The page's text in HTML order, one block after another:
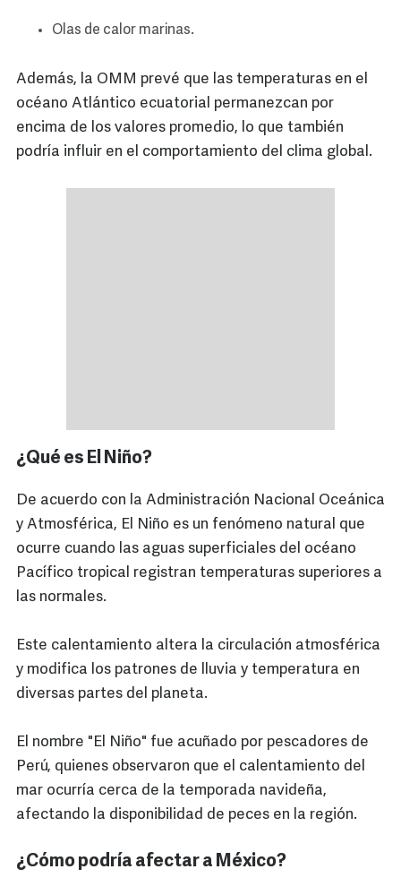
Olas de calor marinas.
Además, la OMM prevé que las temperaturas en el
océano Atlántico ecuatorial permanezcan por
encima de los valores promedio, lo que también
podría influir en el comportamiento del clima global.
¿Qué es El Niño?
De acuerdo con la Administración Nacional Oceánica
y Atmosférica, El Niño es un fenómeno natural que
ocurre cuando las aguas superficiales del océano
Pacífico tropical registran temperaturas superiores a
las normales.
Este calentamiento altera la circulación atmosférica
y modifica los patrones de lluvia y temperatura en
diversas partes del planeta.
El nombre "El Niño" fue acuñado por pescadores de
Perú, quienes observaron que el calentamiento del
mar ocurría cerca de la temporada navideña,
afectando la disponibilidad de peces en la región.
¿Cómo podría afectar a México?